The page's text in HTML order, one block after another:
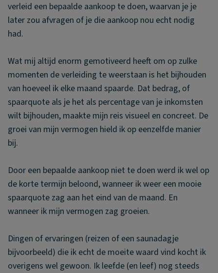
verleid een bepaalde aankoop te doen, waarvan je je
later zou afvragen of je die aankoop nou echt nodig
had.
Wat mij altijd enorm gemotiveerd heeft om op zulke
momenten de verleiding te weerstaan is het bijhouden
van hoeveel ik elke maand spaarde. Dat bedrag, of
spaarquote als je het als percentage van je inkomsten
wilt bijhouden, maakte mijn reis visueel en concreet. De
groei van mijn vermogen hield ik op eenzelfde manier
bij.
Door een bepaalde aankoop niet te doen werd ik wel op
de korte termijn beloond, wanneer ik weer een mooie
spaarquote zag aan het eind van de maand. En
wanneer ik mijn vermogen zag groeien.
Dingen of ervaringen (reizen of een saunadagje
bijvoorbeeld) die ik echt de moeite waard vind kocht ik
overigens wel gewoon. Ik leefde (en leef) nog steeds